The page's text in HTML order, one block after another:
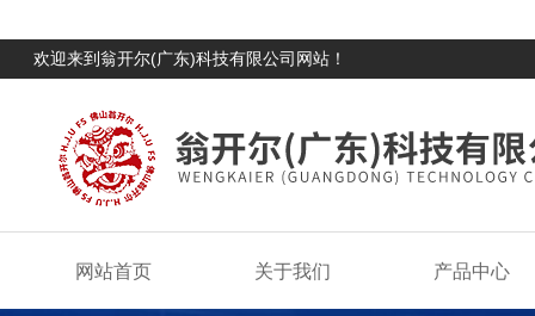
欢迎来到翁开尔(广东)科技有限公司网站！
网站首页 关于我们 产品中心